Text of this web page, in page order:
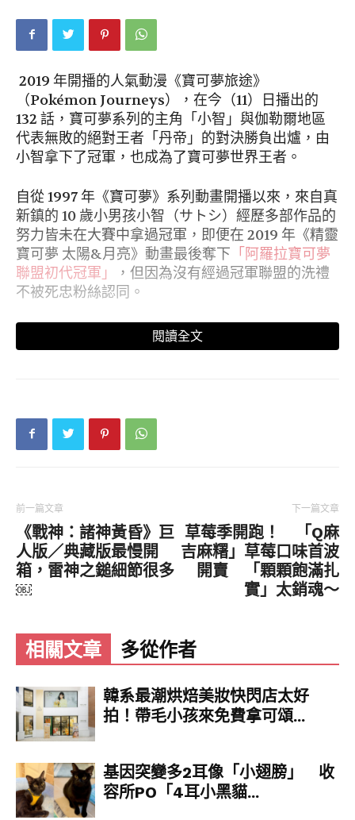
2019 年開播的人氣動漫《寶可夢旅途》
（Pokémon Journeys），在今（11）日播出的
132 話，寶可夢系列的主角「小智」與伽勒爾地區
代表無敗的絕對王者「丹帝」的對決勝負出爐，由
小智拿下了冠軍，也成為了寶可夢世界王者。
自從 1997 年《寶可夢》系列動畫開播以來，來自真
新鎮的 10 歲小男孩小智（サトシ）經歷多部作品的
努力皆未在大賽中拿過冠軍，即便在 2019 年《精靈
寶可夢 太陽&月亮》動畫最後奪下 「阿羅拉寶可夢
聯盟初代冠軍」
，但因為沒有經過冠軍聯盟的洗禮
不被死忠粉絲認同。
如今 2022 年，在《寶可夢旅途》故事中，小智終
於成為名符其實的寶可夢世界冠軍，一路走來 25
https://platform.twitter.com/embed/Tweet.h
tml?
0&features=eyJ0ZndfdGltZWxpbmVfbGlzdCI
6eyJidWNrZXQiOlsibGlua3RyLmVlIiwidHIu
ZWUiLCJ0ZXJyYS5jb20uYnIiLCJ3d3cubGlua3
RyLmVlIiwid3d3LnRyLmVlIiwid3d3LnRlcnJh
LmNvbS5iciJdLCJ2ZXJzaW9uIjpudWxsfSwid
GZ3X2hvcml6b25fdGltZWxpbmVfMTIwMzQi
vbiI6bnVsbH0sInRmd190d2VldF9lZGl0X2JhY
2tlbmQiOnsiYnVja2V0Ijoib24iLCJ2ZXJzaW9uI
p7ImJ1Y2tldCI6Im9uIiwidmVyc2lvbiI6bnVsb
H0sInRmd19jaGluX3BpbGxzXzE0NzQxIjp7Im
J1Y2tldCI6ImNvbG9yX2ljb25zIiwidmVyc2lvbiI
ncmF0aW9uXzEzOTc5Ijp7ImJ1Y2tldCI6InR3Z
WV0X3Jlc3VsdCIsInZlcnNpb24iOm51bGx9LCJ
0Zndfc2Vuc2l0aXZlX21lZGlhX2ludGVyc3Rpd
閱讀全文
前一篇文章
《戰神：諸神黃昏》巨
人版／典藏版最慢開
箱，雷神之鎚細節很多
￼
下一篇文章
草莓季開跑！ 「Q麻
吉麻糬」草莓口味首波
開賣 「顆顆飽滿扎
實」太銷魂～
相關文章 多從作者
韓系最潮烘焙美妝快閃店太好
拍！帶毛小孩來免費拿可頌...
基因突變多2耳像「小翅膀」 收
容所PO「4耳小黑貓...